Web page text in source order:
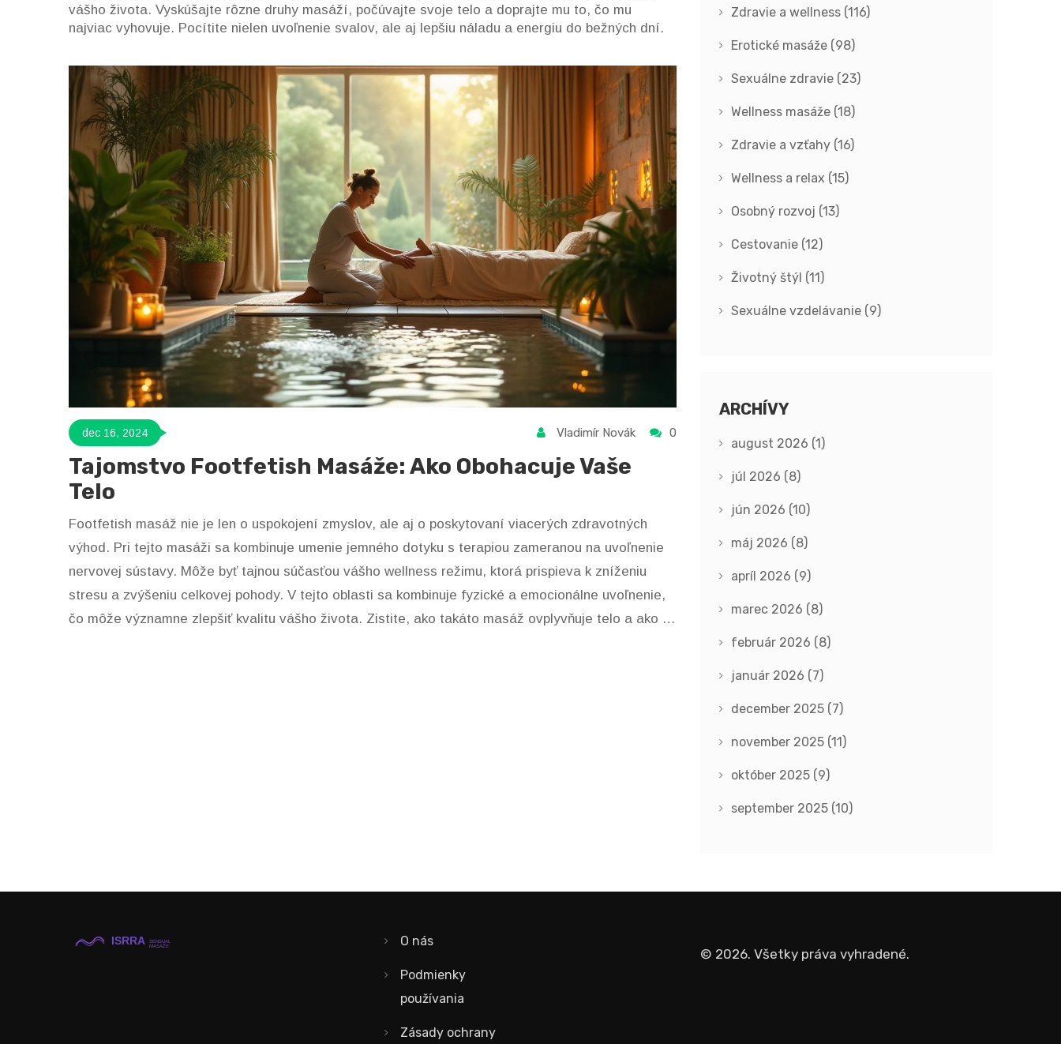
vášho života. Vyskúšajte rôzne druhy masáží, počúvajte svoje telo a doprajte mu to, čo mu
najviac vyhovuje. Pocítite nielen uvoľnenie svalov, ale aj lepšiu náladu a energiu do bežných dní.
dec 16, 2024 Vladimír Novák 0
Tajomstvo Footfetish Masáže: Ako Obohacuje Vaše
Telo
Footfetish masáž nie je len o uspokojení zmyslov, ale aj o poskytovaní viacerých zdravotných
výhod. Pri tejto masáži sa kombinuje umenie jemného dotyku s terapiou zameranou na uvoľnenie
nervovej sústavy. Môže byť tajnou súčasťou vášho wellness režimu, ktorá prispieva k zníženiu
stresu a zvýšeniu celkovej pohody. V tejto oblasti sa kombinuje fyzické a emocionálne uvoľnenie,
čo môže významne zlepšiť kvalitu vášho života. Zistite, ako takáto masáž ovplyvňuje telo a ako ju
Zdravie a wellness (116)
Erotické masáže (98)
Sexuálne zdravie (23)
Wellness masáže (18)
Zdravie a vzťahy (16)
Wellness a relax (15)
Osobný rozvoj (13)
Cestovanie (12)
Životný štýl (11)
Sexuálne vzdelávanie (9)
ARCHÍVY
august 2026 (1)
júl 2026 (8)
jún 2026 (10)
máj 2026 (8)
apríl 2026 (9)
marec 2026 (8)
február 2026 (8)
január 2026 (7)
december 2025 (7)
november 2025 (11)
október 2025 (9)
september 2025 (10)
O nás
Podmienky
používania
Zásady ochrany
© 2026. Všetky práva vyhradené.